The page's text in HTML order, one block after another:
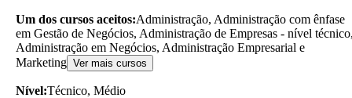
Um dos cursos aceitos:Administração, Administração com ênfase
em Gestão de Negócios, Administração de Empresas - nível
Administração em Negócios, Administração Empresarial e
Marketing Ver mais cursos
Nível:Técnico, Médio